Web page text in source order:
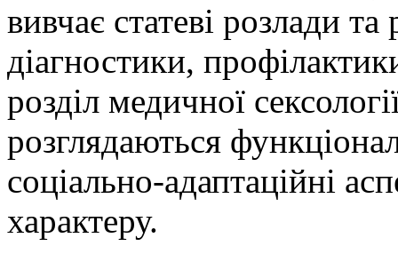
вивчає статеві розлади
діагностики,
розділ медичної
розглядаються
соціально-адаптаційні
характеру.